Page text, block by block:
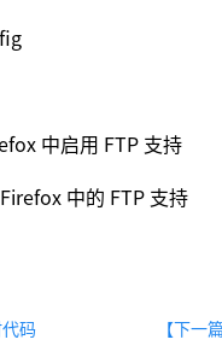
中启用 FTP 支持
中的 FTP 支持
码